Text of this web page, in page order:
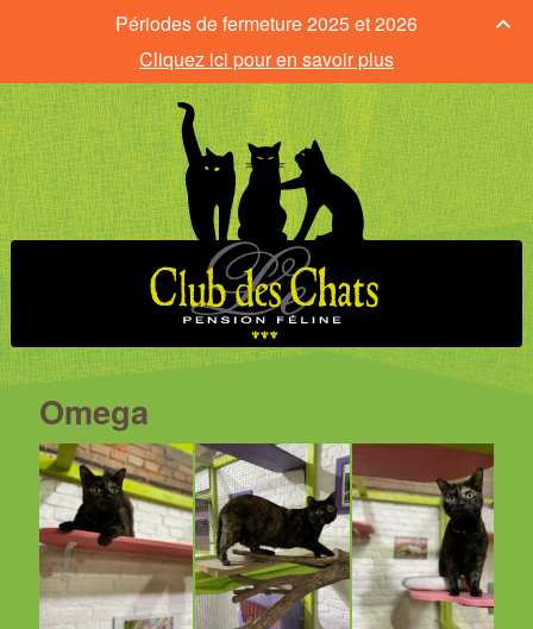
Omega
Périodes de fermeture 2025 et 2026
Cliquez ici pour en savoir plus